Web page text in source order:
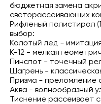
бюджетная замена
светорассеивающих
Рифленый полистирол
выбор:
Колотый лед -
К-12 - мелкая
Пинспот - точечный
Шагрень -
Призма - преломление
Аква - волнообразный
Тиснение рассеивает